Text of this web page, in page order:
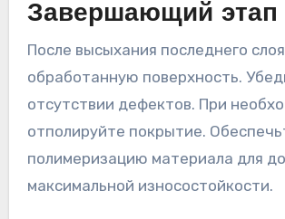
Завершающий этап
После высыхания последнего
обработанную поверхность.
отсутствии дефектов. При
отполируйте покрытие.
полимеризацию материала для
максимальной износостойкости.